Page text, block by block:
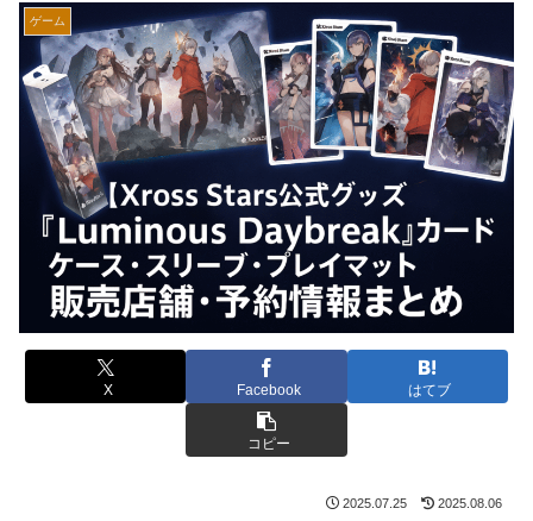
ゲーム
X Facebook はてブ
コピー
2025.07.25 2025.08.06